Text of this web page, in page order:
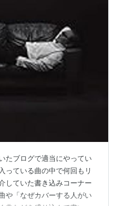
たブログで適当にやってい
っている曲の中で何回もリ
していた書き込みコーナー
や「なぜカバーする人がい